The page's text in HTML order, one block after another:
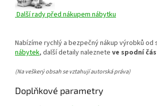
Další rady před nákupem nábytku
Nabízíme rychlý a bezpečný nákup výrobků od
nábytek, další detaily naleznete ve spodní
(Na veškerý obsah se vztahují autorská práva)
Doplňkové parametry